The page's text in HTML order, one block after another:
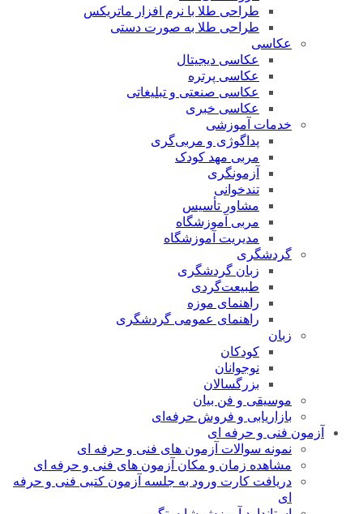
طراحی طلا با نرم افزار ماتریکس
طراحی طلا به صورت دستی
عکاسی
عکاسی دیجیتال
عکاسی پرتره
عکاسی صنعتی و تبلیغاتی
عکاسی خبری
خدمات آموزشی
پداگوژی و مربی‌گری
مربی مهد کودک
آزمونگری
تندخوانی
مشاور تأسیس
مربی آموزشگاه
مدیریت آموزشگاه
گردشگری
زبان گردشگری
طبیعت‌گردی
راهنمای موزه
راهنمای عمومی گردشگری
زبان
کودکان
نوجوانان
بزرگسالان
موسیقی و فن بیان
بازاریابی و فروش حرفه‌ای
آزمون فنی و حرفه ای
نمونه سوالات آزمون های فنی و حرفه ای
مشاهده زمان و مکان آزمون های فنی و حرفه ای
دریافت کارت ورود به جلسه آزمون کتبی فنی و حرفه
ای